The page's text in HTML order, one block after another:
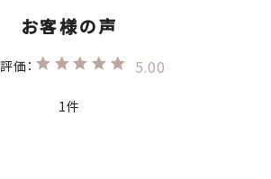
5.00
1